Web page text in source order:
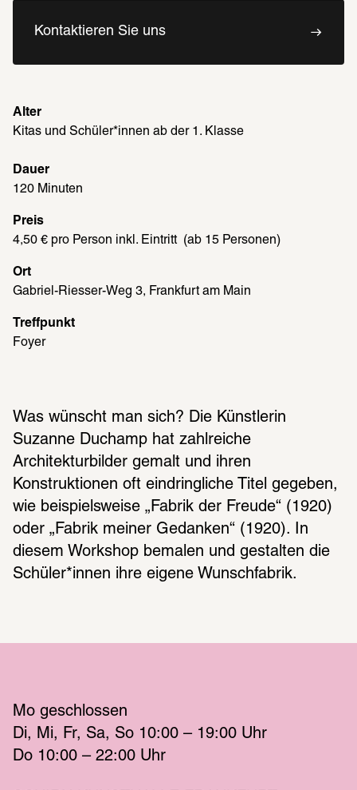
Kontaktieren Sie uns
Alter
Kitas und Schüler*innen ab der 1. Klasse
Dauer
120 Minuten
Preis
4,50 € pro Person inkl. Eintritt  (ab 15 Personen)
Ort
Gabriel-Riesser-Weg 3, Frankfurt am Main
Treffpunkt
Foyer
Was wünscht man sich? Die Künstlerin
Suzanne Duchamp hat zahlreiche
Architekturbilder gemalt und ihren
Konstruktionen oft eindringliche Titel gegeben,
wie beispielsweise „Fabrik der Freude“ (1920)
oder „Fabrik meiner Gedanken“ (1920). In
diesem Workshop bemalen und gestalten die
Schüler*innen ihre eigene Wunschfabrik.
Mo geschlossen
Di
Mi Fr Sa So 10:00 – 19:00 Uhr
Do 10:00 – 22:00 Uhr